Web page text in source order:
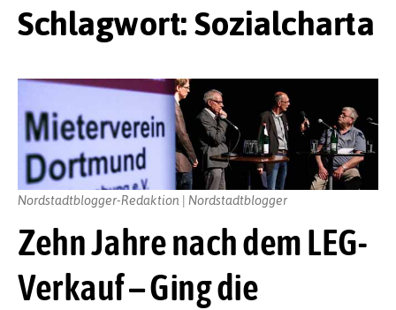
Schlagwort:Sozialcharta
Zehn Jahre nach dem LEG-
Verkauf – Ging die
Nordstadtblogger-Redaktion | Nordstadtblogger